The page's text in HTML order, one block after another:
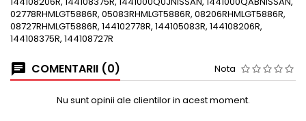
02778RHMLGT5886R, 05083RHMLGT5886R, 08206RHMLGT5886R,
08727RHMLGT5886R, 144102778R, 144105083R, 144108206R,
144108375R, 144108727R
COMENTARII (0) Nota
Nu sunt opinii ale clientilor in acest moment.